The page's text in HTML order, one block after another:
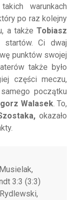
warunkach
po raz kolejny
a także Tobiasz
startów. Ci dwaj
punktów swojej
także było
części meczu,
początku
Walasek. To,
okazało
3:3 (3:3)